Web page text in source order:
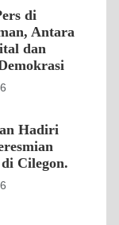
di
Antara
dan
Hadiri
Cilegon.